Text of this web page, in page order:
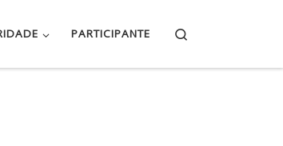
PARTICIPANTE